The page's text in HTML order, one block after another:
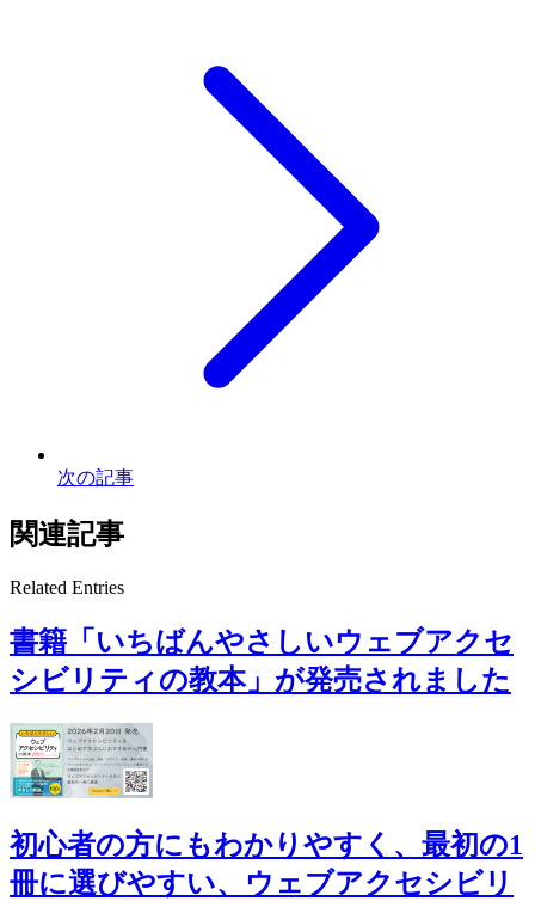
次の記事
関連記事
Related Entries
書籍「いちばんやさしいウェブアクセ
シビリティの教本」が発売されました
初心者の方にもわかりやすく、最初の1
冊に選びやすい、ウェブアクセシビリ